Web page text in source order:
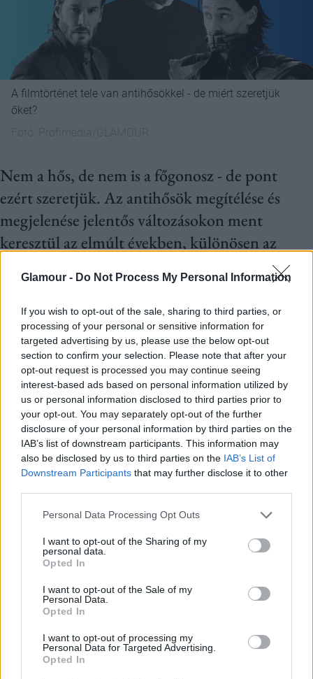
Glamour - Do Not Process My Personal Information
If you wish to opt-out of the sale, sharing to third parties, or
processing of your personal or sensitive information for
targeted advertising by us, please use the below opt-out
section to confirm your selection. Please note that after your
opt-out request is processed you may continue seeing
interest-based ads based on personal information utilized by
us or personal information disclosed to third parties prior to
your opt-out. You may separately opt-out of the further
disclosure of your personal information by third parties on the
IAB’s list of downstream participants. This information may
also be disclosed by us to third parties on the IAB’s List of
Downstream Participants that may further disclose it to other
Please note that this website/app uses one or more Google
not limited to your visit or usage behaviour. You may click to
grant or deny consent to Google and its third-party tags to
use your data for below specified purposes in below Google
consent section.
Personal Data Processing Opt Outs
I want to opt-out of the Sharing of my
personal data.
Opted In
I want to opt-out of the Sale of my
Personal Data.
Opted In
I want to opt-out of processing my
Personal Data for Targeted Advertising.
Opted In
A filmtörténet tele van antihősökkel - de miért szeretjük
őket?
Nem a hős, de nem is a főgonosz - de pont
ezért szeretjük. Az antihősök megítélése és
megjelenése jelentős változásokon ment
keresztül az elmúlt években, különösen az
olyan népszerű univerzumokban, mint a Star
Wars és a Marvel.
John Wick, Kylo Ren, Loki - napjaink népszerű
antihősei, akikért már-már többen rajongunk,
mint a mozik jófiúiért. Ez csak az utóbbi
évtizedekben van így, jól mutatja hát a
társadalom hozzáállásában történt változást az
erkölcsi kérdésekhez. Ahhoz, hogy megértsük,
minek köszönhetően lettek ünnepelt karakterek,
előbb fel kell térképeznünk azt, milyen alakok is
Ki az antihős?